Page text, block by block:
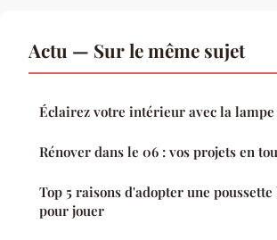
Actu — Sur le même sujet
Éclairez votre intérieur avec la
Rénover dans le 06 : vos projets en
Top 5 raisons d'adopter une
pour jouer